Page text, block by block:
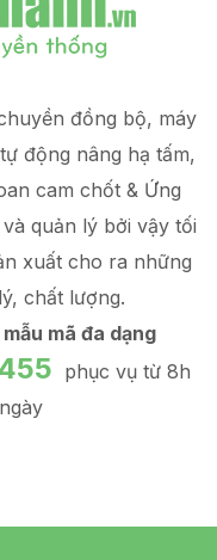
đồng bộ, máy
động nâng hạ tấm,
cam chốt & Ứng
quản lý bởi vậy tối
xuất cho ra những
, chất lượng.
mã đa dạng
phục vụ từ 8h